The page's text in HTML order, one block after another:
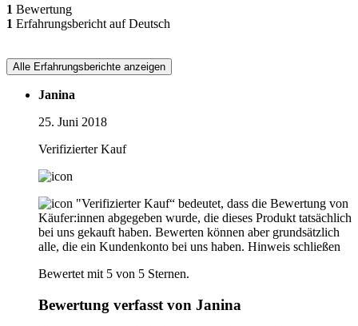
1 Bewertung
1 Erfahrungsbericht auf Deutsch
Alle Erfahrungsberichte anzeigen
Janina
25. Juni 2018
Verifizierter Kauf
"Verifizierter Kauf“ bedeutet, dass die Bewertung von
Käufer:innen abgegeben wurde, die dieses Produkt tatsächlich
bei uns gekauft haben. Bewerten können aber grundsätzlich
alle, die ein Kundenkonto bei uns haben. Hinweis schließen
Bewertet mit 5 von 5 Sternen.
Bewertung verfasst von Janina